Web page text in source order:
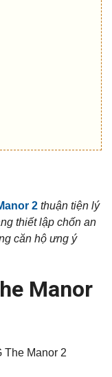
2 thuận tiện lý
thiết lập chốn an
căn hộ ưng ý
Manor
The Manor 2